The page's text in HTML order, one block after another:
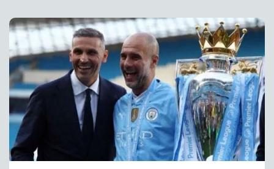
CASTING TVN VERTICAL
TVN VERTICAL
TVN PLAY
PROGRAMAS
TELESERIES
Artículos relacionados con Manchester City